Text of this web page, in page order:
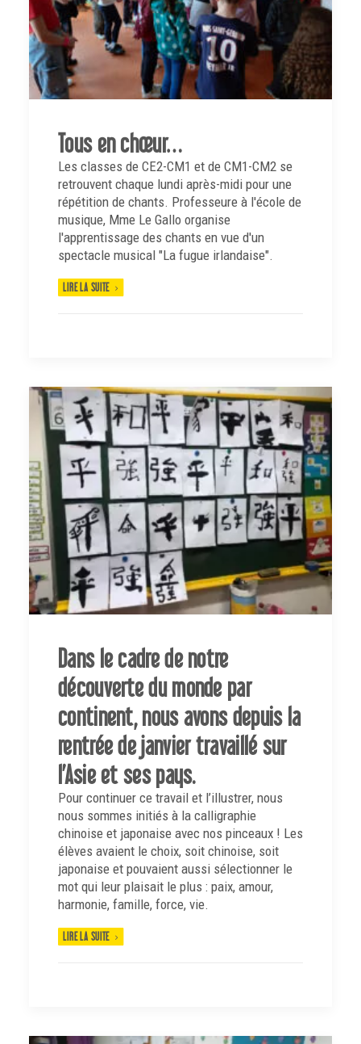
Tous en chœur…
Les classes de CE2-CM1 et de CM1-CM2 se
retrouvent chaque lundi après-midi pour une
répétition de chants. Professeure à l'école de
musique, Mme Le Gallo organise
l'apprentissage des chants en vue d'un
spectacle musical "La fugue irlandaise".
LIRE LA SUITE
Dans le cadre de notre
découverte du monde par
continent, nous avons depuis la
rentrée de janvier travaillé sur
l’Asie et ses pays.
Pour continuer ce travail et l’illustrer, nous
nous sommes initiés à la calligraphie
chinoise et japonaise avec nos pinceaux ! Les
élèves avaient le choix, soit chinoise, soit
japonaise et pouvaient aussi sélectionner le
mot qui leur plaisait le plus : paix, amour,
harmonie, famille, force, vie.
LIRE LA SUITE